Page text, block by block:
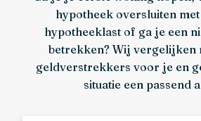
hypotheek oversluiten
hypotheeklast of ga je een
betrekken? Wij vergelijken
geldverstrekkers voor je en
situatie een passend